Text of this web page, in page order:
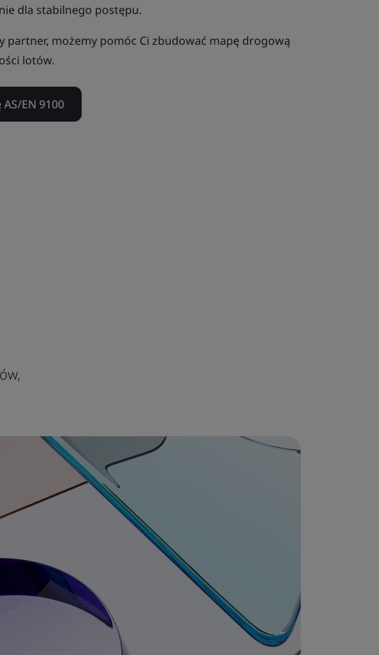
dla stabilnego postępu.
partner, możemy pomóc Ci zbudować mapę drogową
lotów.
EN 9100